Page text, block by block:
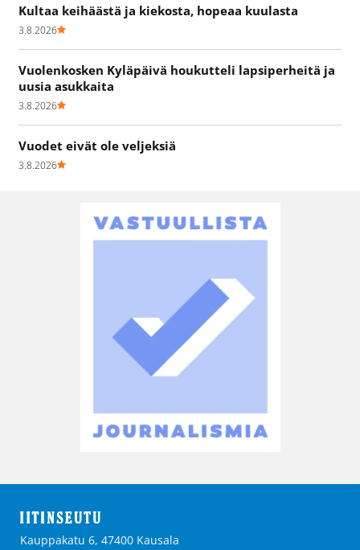
Kultaa keihäästä ja kiekosta, hopeaa kuulasta
3.8.2026
Vuolenkosken Kyläpäivä houkutteli lapsiperheitä ja
uusia asukkaita
3.8.2026
Vuodet eivät ole veljeksiä
3.8.2026
Kauppakatu 6, 47400 Kausala